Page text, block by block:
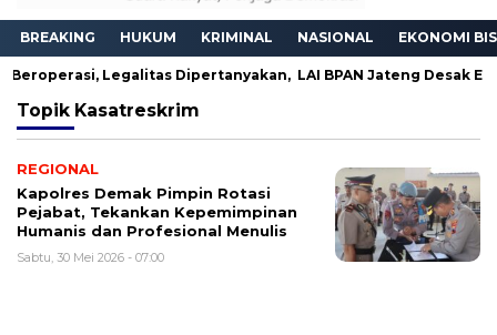
BREAKING HUKUM KRIMINAL NASIONAL EKONOMI
Legalitas Dipertanyakan, LAI BPAN Jateng Desak
Topik Kasatreskrim
REGIONAL
Kapolres Demak Pimpin Rotasi
Pejabat, Tekankan Kepemimpinan
Humanis dan Profesional Menulis
Sabtu, 30 Mei 2026 - 07:00